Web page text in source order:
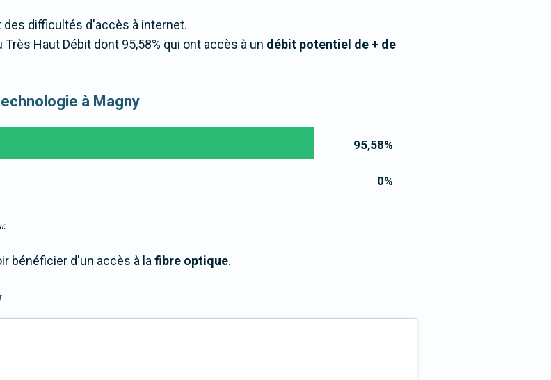
des difficultés d'accès à internet.
Haut Débit dont 95,58% qui ont accès à un débit potentiel de + de
à Magny
95,58%
0%
bénéficier d'un accès à lafibre optique.